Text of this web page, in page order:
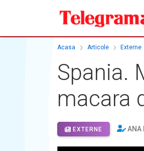
Acasa Articole Externe
Spania.
macara
EXTERNE ANA